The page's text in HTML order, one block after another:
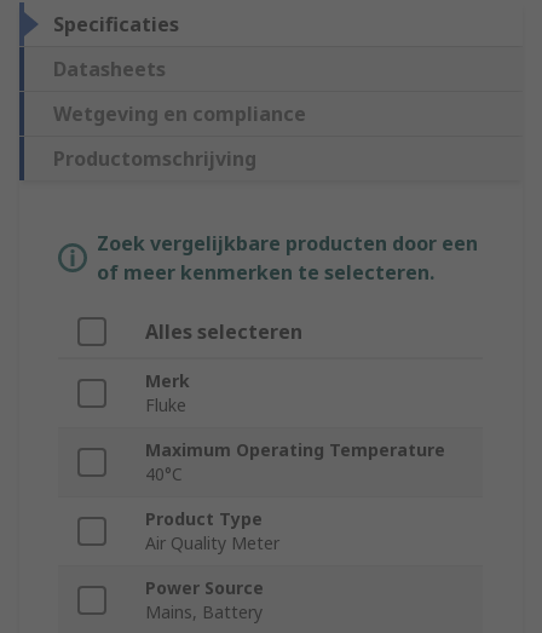
Specificaties
Datasheets
Wetgeving en compliance
Productomschrijving
Zoek vergelijkbare producten door een
of meer kenmerken te selecteren.
Alles selecteren
Merk
Fluke
Maximum Operating Temperature
40°C
Product Type
Air Quality Meter
Power Source
Mains, Battery